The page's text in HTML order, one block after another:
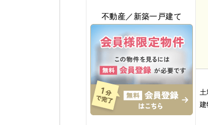
不動産／新築一戸建て